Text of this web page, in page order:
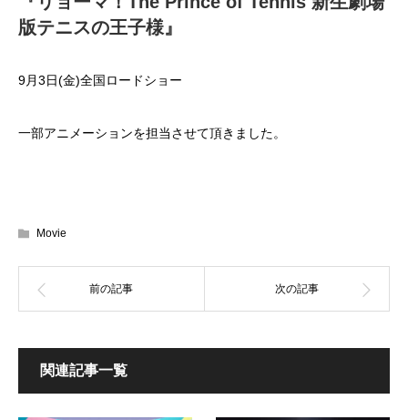
版テニスの王子様』
9月3日(金)全国ロードショー
一部アニメーションを担当させて頂きました。
Movie
関連記事一覧